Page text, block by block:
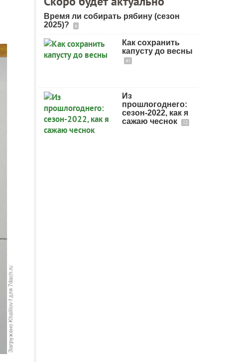
Время ли собирать рябину (сезон
2025)?
6
Как сохранить
капусту до весны
41
Из
прошлогоднего:
сезон-2022, как я
сажаю чеснок
12